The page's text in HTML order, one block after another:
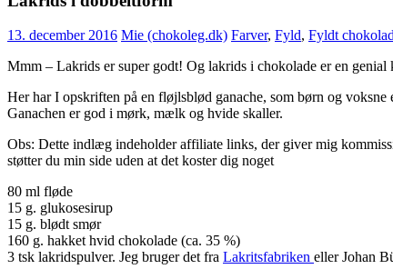
13. december 2016 Mie (chokoleg.dk) Farver, Fyld, Fyldt
Mmm – Lakrids er super godt! Og lakrids i chokolade er en genial
Her har I opskriften på en fløjlsblød ganache, som børn og
Ganachen er god i mørk, mælk og hvide skaller.
Obs: Dette indlæg indeholder affiliate links, der giver mig
støtter du min side uden at det koster dig noget
80 ml fløde
15 g. glukosesirup
15 g. blødt smør
160 g. hakket hvid chokolade (ca. 35 %)
3 tsk lakridspulver. Jeg bruger det fra Lakritsfabriken eller Johan